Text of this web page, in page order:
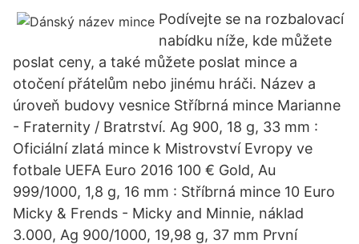
Podívejte se na rozbalovací
nabídku níže, kde můžete
poslat ceny, a také můžete poslat mince a
otočení přátelům nebo jinému hráči. Název a
úroveň budovy vesnice Stříbrná mince Marianne
- Fraternity / Bratrství. Ag 900, 18 g, 33 mm :
Oficiální zlatá mince k Mistrovství Evropy ve
fotbale UEFA Euro 2016 100 € Gold, Au
999/1000, 1,8 g, 16 mm : Stříbrná mince 10 Euro
Micky & Frends - Micky and Minnie, náklad
3.000, Ag 900/1000, 19,98 g, 37 mm První